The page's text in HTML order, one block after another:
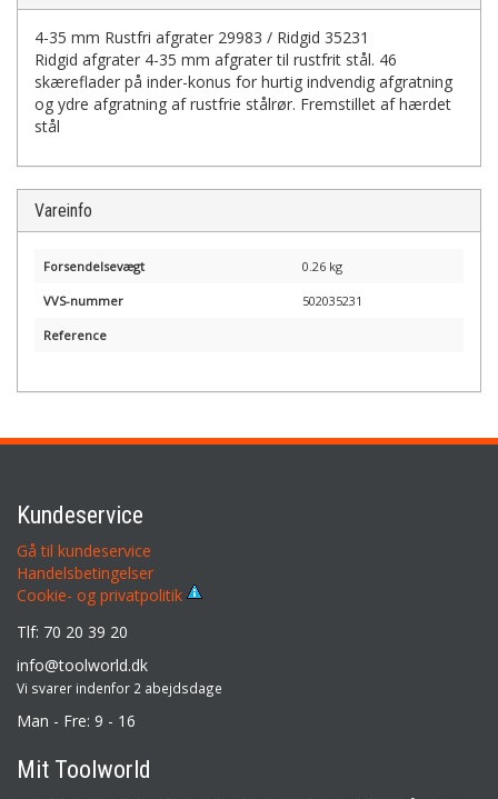
4-35 mm Rustfri afgrater 29983 / Ridgid 35231
Ridgid afgrater 4-35 mm afgrater til rustfrit stål. 46
skæreflader på inder-konus for hurtig indvendig afgratning
og ydre afgratning af rustfrie stålrør. Fremstillet af hærdet
stål
Vareinfo
Forsendelsevægt 0.26 kg
VVS-nummer 502035231
Reference
Kundeservice
Gå til kundeservice
Handelsbetingelser
Cookie- og privatpolitik
Tlf: 70 20 39 20
info@toolworld.dk
Vi svarer indenfor 2 abejdsdage
Man - Fre: 9 - 16
Mit Toolworld